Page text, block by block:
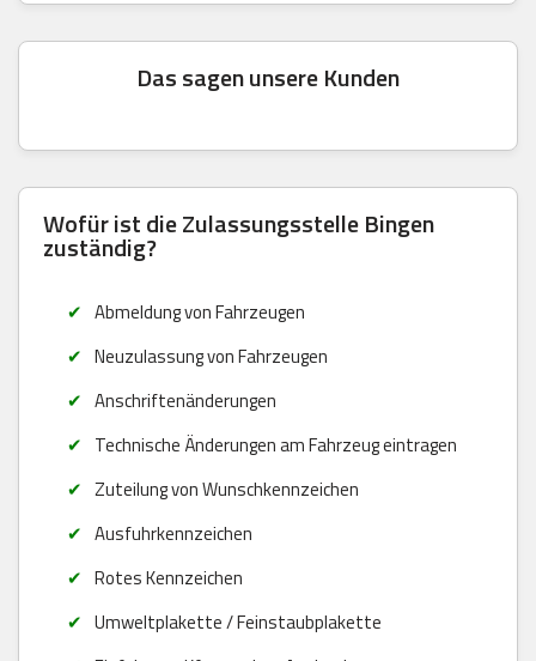
Das sagen unsere Kunden
Wofür ist die Zulassungsstelle Bingen
zuständig?
Abmeldung von Fahrzeugen
Neuzulassung von Fahrzeugen
Anschriftenänderungen
Technische Änderungen am Fahrzeug eintragen
Zuteilung von Wunschkennzeichen
Ausfuhrkennzeichen
Rotes Kennzeichen
Umweltplakette / Feinstaubplakette